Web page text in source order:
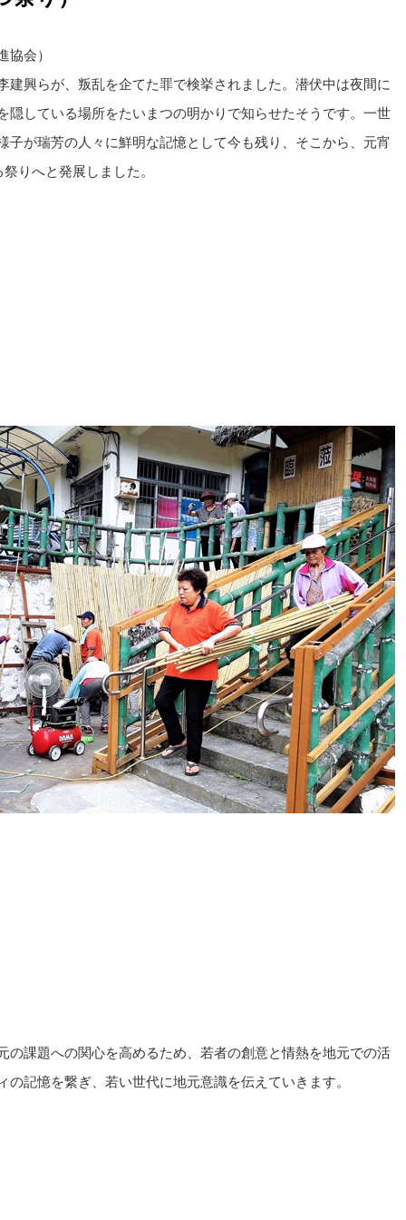
協会）
建興らが、叛乱を企てた罪で検挙されました。潜伏中は夜間に
隠している場所をたいまつの明かりで知らせたそうです。一世
子が瑞芳の人々に鮮明な記憶として今も残り、そこから、元宵
りへと発展しました。
の課題への関心を高めるため、若者の創意と情熱を地元での活
記憶を繋ぎ、若い世代に地元意識を伝えていきます。